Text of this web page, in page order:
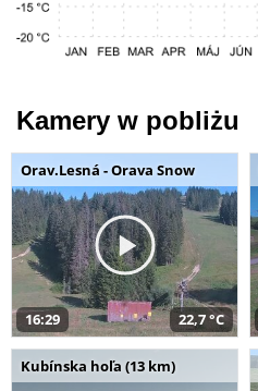
Kamery w pobliżu
Orav.Lesná - Orava Snow
16:29 22,7 °C
Kubínska hoľa (13 km)